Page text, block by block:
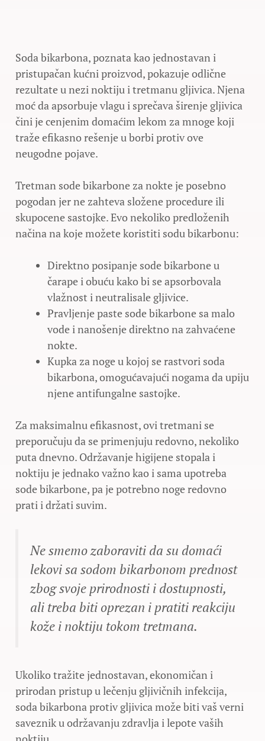
Soda bikarbona, poznata kao jednostavan i
pristupačan kućni proizvod, pokazuje odlične
rezultate u nezi noktiju i tretmanu gljivica. Njena
moć da apsorbuje vlagu i sprečava širenje gljivica
čini je cenjenim domaćim lekom za mnoge koji
traže efikasno rešenje u borbi protiv ove
neugodne pojave.
Tretman sode bikarbone za nokte je posebno
pogodan jer ne zahteva složene procedure ili
skupocene sastojke. Evo nekoliko predloženih
načina na koje možete koristiti sodu bikarbonu:
Direktno posipanje sode bikarbone u
čarape i obuću kako bi se apsorbovala
vlažnost i neutralisale gljivice.
Pravljenje paste sode bikarbone sa malo
vode i nanošenje direktno na zahvaćene
nokte.
Kupka za noge u kojoj se rastvori soda
bikarbona, omogućavajući nogama da upiju
njene antifungalne sastojke.
Za maksimalnu efikasnost, ovi tretmani se
preporučuju da se primenjuju redovno, nekoliko
puta dnevno. Održavanje higijene stopala i
noktiju je jednako važno kao i sama upotreba
sode bikarbone, pa je potrebno noge redovno
prati i držati suvim.
Ne smemo zaboraviti da su domaći
lekovi sa sodom bikarbonom prednost
zbog svoje prirodnosti i dostupnosti,
ali treba biti oprezan i pratiti reakciju
kože i noktiju tokom tretmana.
Ukoliko tražite jednostavan, ekonomičan i
prirodan pristup u lečenju gljivičnih infekcija,
soda bikarbona protiv gljivica može biti vaš verni
saveznik u održavanju zdravlja i lepote vaših